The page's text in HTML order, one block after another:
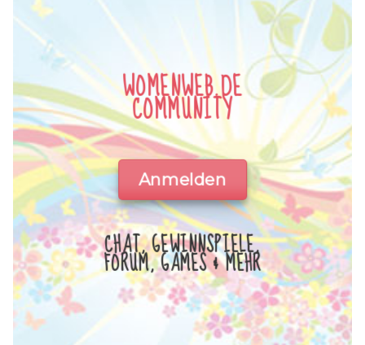
WOMENWEB.DE
COMMUNITY
Anmelden
CHAT, GEWINNSPIELE,
FORUM, GAMES & MEHR